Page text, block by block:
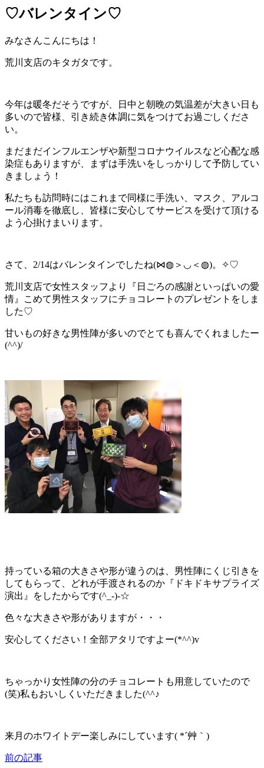
♡バレンタイン♡
みなさんこんにちは！
荒川支店のキタガタです。
今年は暖冬だそうですが、日中と朝晩の気温差が大きい日も
多いので皆様、引き続き体調に気をつけてお過ごしくださ
い。
まだまだインフルエンザや新型コロナウイルスなど心配な感
染症もありますが、まずは手洗いをしっかりして予防してい
きましょう！
私たちも訪問時にはこれまで同様に手洗い、マスク、アルコ
ール消毒を徹底し、皆様に安心してサービスを受けて頂ける
よう心掛けまいります。
さて、2/14はバレンタインでしたね(⋈◍＞◡＜◍)。✧♡
荒川支店で女性スタッフより『日ごろの感謝といっぱいの愛
情』こめて男性スタッフにチョコレートのプレゼントをしま
した♡
甘いもの好きな男性陣が多いのでとても喜んでくれましたー
(^^)/
持っている箱の大きさや形が違うのは、男性陣にくじ引きを
してもらって、どれが手渡されるのか『ドキドキサプライズ
演出』をしたからです(^_-)-☆
色々な大きさや形がありますが・・・
安心してください！全部アタリですよー(*^^)v
ちゃっかり女性陣の分のチョコレートも用意していたので
(笑)私もおいしくいただきました(^^♪
来月のホワイトデー楽しみにしています( *´艸｀)
前の記事